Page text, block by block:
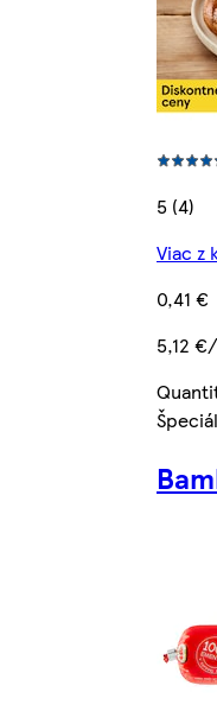
5 (4)
Viac z
0,41 €
5,12